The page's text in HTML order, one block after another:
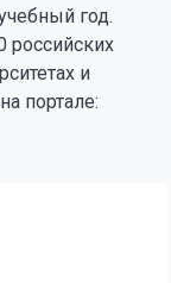
год.
российских
и
портале: